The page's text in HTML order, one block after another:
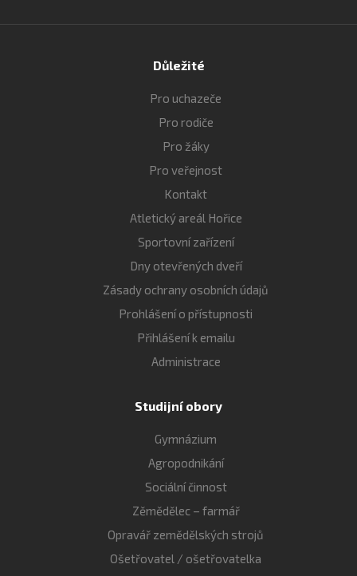
Důležité
Pro uchazeče
Pro rodiče
Pro žáky
Pro veřejnost
Kontakt
Atletický areál Hořice
Sportovní zařízení
Dny otevřených dveří
Zásady ochrany osobních údajů
Prohlášení o přístupnosti
Přihlášení k emailu
Administrace
Studijní obory
Gymnázium
Agropodnikání
Sociální činnost
Zěmědělec – farmář
Opravář zemědělských strojů
Ošetřovatel / ošetřovatelka